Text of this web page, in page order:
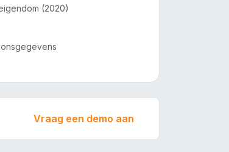
(2020)
Vraag een demo aan